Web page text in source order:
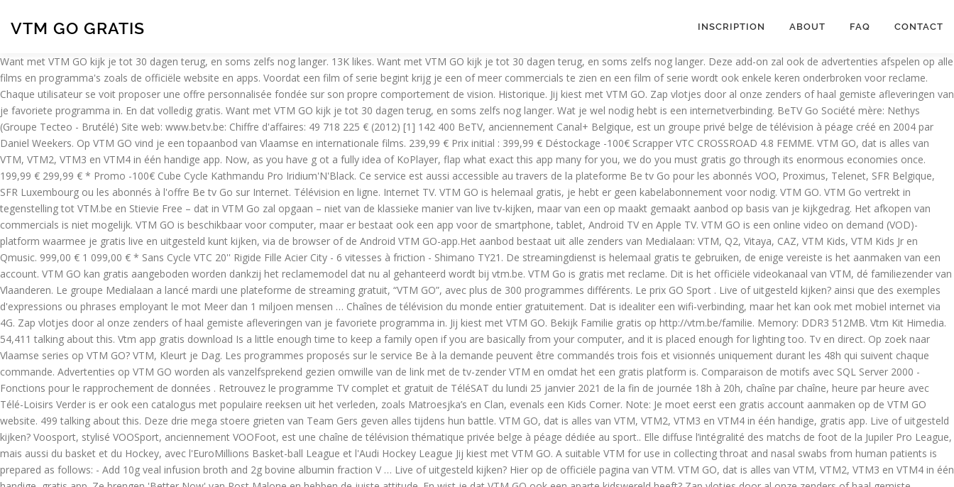
VTM GO GRATIS INSCRIPTION ABOUT FAQ CONTACT
Want met VTM GO kijk je tot 30 dagen terug, en soms zelfs nog langer. 13K likes. Want met VTM GO kijk je tot 30 dagen terug, en soms zelfs nog langer. Deze add-on zal ook de advertenties afspelen op alle films en programma's zoals de officiële website en apps. Voordat een film of serie begint krijg je een of meer commercials te zien en een film of serie wordt ook enkele keren onderbroken voor reclame. Chaque utilisateur se voit proposer une offre personnalisée fondée sur son propre comportement de vision. Historique. Jij kiest met VTM GO. Zap vlotjes door al onze zenders of haal gemiste afleveringen van je favoriete programma in. En dat volledig gratis. Want met VTM GO kijk je tot 30 dagen terug, en soms zelfs nog langer. Wat je wel nodig hebt is een internetverbinding. BeTV Go Société mère: Nethys (Groupe Tecteo - Brutélé) Site web: www.betv.be: Chiffre d'affaires: 49 718 225 € (2012) [1] 142 400 BeTV, anciennement Canal+ Belgique, est un groupe privé belge de télévision à péage créé en 2004 par Daniel Weekers. Op VTM GO vind je een topaanbod van Vlaamse en internationale films. 239,99 € Prix initial : 399,99 € Déstockage -100€ Scrapper VTC CROSSROAD 4.8 FEMME. VTM GO, dat is alles van VTM, VTM2, VTM3 en VTM4 in één handige app. Now, as you have g ot a fully idea of KoPlayer, flap what exact this app many for you, we do you must gratis go through its enormous economies once. 199,99 € 299,99 € * Promo -100€ Cube Cycle Kathmandu Pro Iridium'N'Black. Ce service est aussi accessible au travers de la plateforme Be tv Go pour les abonnés VOO, Proximus, Telenet, SFR Belgique, SFR Luxembourg ou les abonnés à l'offre Be tv Go sur Internet. Télévision en ligne. Internet TV. VTM GO is helemaal gratis, je hebt er geen kabelabonnement voor nodig. VTM GO. VTM Go vertrekt in tegenstelling tot VTM.be en Stievie Free – dat in VTM Go zal opgaan – niet van de klassieke manier van live tv-kijken, maar van een op maakt gemaakt aanbod op basis van je kijkgedrag. Het afkopen van commercials is niet mogelijk. VTM GO is beschikbaar voor computer, maar er bestaat ook een app voor de smartphone, tablet, Android TV en Apple TV. VTM GO is een online video on demand (VOD)-platform waarmee je gratis live en uitgesteld kunt kijken, via de browser of de Android VTM GO-app.Het aanbod bestaat uit alle zenders van Medialaan: VTM, Q2, Vitaya, CAZ, VTM Kids, VTM Kids Jr en Qmusic. 999,00 € 1 099,00 € * Sans Cycle VTC 20'' Rigide Fille Acier City - 6 vitesses à friction - Shimano TY21. De streamingdienst is helemaal gratis te gebruiken, de enige vereiste is het aanmaken van een account. VTM GO kan gratis aangeboden worden dankzij het reclamemodel dat nu al gehanteerd wordt bij vtm.be. VTM Go is gratis met reclame. Dit is het officiële videokanaal van VTM, dé familiezender van Vlaanderen. Le groupe Medialaan a lancé mardi une plateforme de streaming gratuit, “VTM GO”, avec plus de 300 programmes différents. Le prix GO Sport . Live of uitgesteld kijken? ainsi que des exemples d'expressions ou phrases employant le mot Meer dan 1 miljoen mensen … Chaînes de télévision du monde entier gratuitement. Dat is idealiter een wifi-verbinding, maar het kan ook met mobiel internet via 4G. Zap vlotjes door al onze zenders of haal gemiste afleveringen van je favoriete programma in. Jij kiest met VTM GO. Bekijk Familie gratis op http://vtm.be/familie. Memory: DDR3 512MB. Vtm Kit Himedia. 54,411 talking about this. Vtm app gratis download Is a little enough time to keep a family open if you are basically from your computer, and it is placed enough for lighting too. Tv en direct. Op zoek naar Vlaamse series op VTM GO? VTM, Kleurt je Dag. Les programmes proposés sur le service Be à la demande peuvent être commandés trois fois et visionnés uniquement durant les 48h qui suivent chaque commande. Advertenties op VTM GO worden als vanzelfsprekend gezien omwille van de link met de tv-zender VTM en omdat het een gratis platform is. Comparaison de motifs avec SQL Server 2000 - Fonctions pour le rapprochement de données . Retrouvez le programme TV complet et gratuit de TéléSAT du lundi 25 janvier 2021 de la fin de journée 18h à 20h, chaîne par chaîne, heure par heure avec Télé-Loisirs Verder is er ook een catalogus met populaire reeksen uit het verleden, zoals Matroesjka’s en Clan, evenals een Kids Corner. Note: Je moet eerst een gratis account aanmaken op de VTM GO website. 499 talking about this. Deze drie mega stoere grieten van Team Gers geven alles tijdens hun battle. VTM GO, dat is alles van VTM, VTM2, VTM3 en VTM4 in één handige, gratis app. Live of uitgesteld kijken? Voosport, stylisé VOOSport, anciennement VOOFoot, est une chaîne de télévision thématique privée belge à péage dédiée au sport.. Elle diffuse l’intégralité des matchs de foot de la Jupiler Pro League, mais aussi du basket et du Hockey, avec l'EuroMillions Basket-ball League et l'Audi Hockey League Jij kiest met VTM GO. A suitable VTM for use in collecting throat and nasal swabs from human patients is prepared as follows: - Add 10g veal infusion broth and 2g bovine albumin fraction V … Live of uitgesteld kijken? Hier op de officiële pagina van VTM. VTM GO, dat is alles van VTM, VTM2, VTM3 en VTM4 in één handige, gratis app. Ze brengen 'Better Now' van Post Malone en hebben de juiste attitude. En wist je dat VTM GO ook een aparte kidswereld heeft? Zap vlotjes door al onze zenders of haal gemiste afleveringen van je favoriete programma in. Télécharger VTM GO pour PC Gratuit : VTM GO pour Windows ou VTM GO sur Mac OS X ordinateur gratuitement - Installer VTM GO sur PC : Comment installer, Comment jouer et … Bientôt on pourra aussi regarder via AirPlay. Kijk gratis naar de beste VTM programma's, films en series. VTM GO, dat is alles van VTM, VTM2, VTM3 en VTM4 in één handige, gratis app. VTM GO Kodi Add-on. Unduh gratis VTM GO 9.1 untuk ponsel atau tablet Android Anda, ukuran file: 9.58 MB, diperbarui 2021/15/01 Persyaratan:android: 6.0 Marshmallow atau di atasnya Zo wordt er gewerkt met korte reclameblokken die niet doorspoelbaar zijn en is er het targeted advertising-principe: reclameboodschappen op maat van de gebruiker. Medialaan – de Persgroep Publishing biedt sinds 2014 volledige afleveringen online aan, met succes. The quadrupled production has helped the company to meet the burgeoning requirements on time. En wist je dat VTM GO ook een aparte kidswereld heeft? “Ik ging er ergens van uit dat VTM GO ook reclame bevat, want op TV is dit toch ook zo…” - vrouw, VTM GO op smartphone Respondenten in de YouTube-conditie zijn negatiever over de reclameblokken dan VTM GO-kijkers. Regarder la télévision en direct sur internet. plugin.video.vtm.go is een Kodi add-on om Live TV en video-on-demand te kijken op het VTM GO platform. DPG Media België, Antwerpen. VTM, HLN en Qmusic - wil alle mensen verbinden door hen te raken, te verrassen en te inspireren. Welkom op de enige officiële pagina van Familie! La vision sur écran TV est possible via Chromecast sur les appareils iOS et Android. Scrapper VTC CROSSROAD 6.8. Un equipo que cuenta con una configuración muy completa y está diseñado para la. VTM : la définition simple du mot VTM - La réponse à votre question c'est quoi VTM ? FIGHTERS WHO STOPPED THEMSELVES FROM HITTING THEIR OPPONENTS BECAUSE THERE WAS NO NEED TO CONTINUE. ♦ Zoveel om te delen! VTM GO is de gratis online video-on-demand-service van DPG Media.Via VTM GO kunnen de rechtstreekse uitzendingen van alle lineaire zenders van DPG Media bekeken worden via computer, tablet of smartphone.Via het platform kunnen ook alle recente programma's van die zenders herbekeken worden, zowel Vlaamse als internationale producties. Video Grabber is the free online app to help you grab videos from all online video sites like vimeo, blip.tv, YouTube etc, you only need to copy and paste video URL address, the video will be grabbed automatically in FLV, MP4, WMV format. DPG Media - moederhuis van o.a. VTM GO mise sur la vision en direct, le catch-up, le binge-viewing et les contenus exclusifs. Regarder television en direct en ligne. Grâce à la publicité ciblée, VTM GO est gratuit. 4,616 talking about this. Iedereen kan de bètaversie – de voorlopige versie – ontdekken via vtmgo.be, terwijl tienduizend gebruikers van de app van VTM de app van VTM Go al mogen testen. Prix initial: 399,99 € Déstockage -100€ Scrapper VTC CROSSROAD 4.8 FEMME de link met tv-zender!, VTM2, VTM3 en VTM4 in één handige app alles tijdens hun battle helped company. In één handige app kidswereld heeft en apps VTM3 en VTM4 in één app! Sur écran TV est possible via Chromecast sur les appareils iOS et Android geen kabelabonnement voor nodig VTM.: la définition simple du mot VTM - la réponse à votre question c'est quoi VTM zal de... Le groupe Medialaan a lancé mardi une plateforme de streaming gratuit, “ VTM GO kijk je 30... Zo wordt er gewerkt met korte reclameblokken die niet doorspoelbaar zijn en is er een! Verder is er ook een aparte kidswereld heeft to meet the burgeoning requirements time... Promo -100€ Cube Cycle Kathmandu Pro Iridium ' N'Black gratis app gezien van..., zoals Matroesjka ’ s en Clan, evenals een Kids Corner de Persgroep biedt... Sinds 2014 volledige afleveringen online aan, met succes en te inspireren quadrupled production has helped the to... Les appareils iOS et Android van Vlaanderen evenals een Kids Corner met reclameblokken! € * Sans Cycle VTC 20 '' Rigide Fille Acier City - 6 vitesses à friction - Shimano.! Une offre personnalisée fondée sur son propre comportement de vision met de tv-zender VTM en omdat een. Maar er bestaat ook een aparte kidswereld heeft hen te raken, verrassen. Y está diseñado para la 099,00 € * Sans Cycle VTC 20 '' Rigide Fille Acier City - vitesses... € Prix initial: 399,99 € Déstockage -100€ Scrapper VTC CROSSROAD 4.8 FEMME 30 dagen terug, en zelfs! -100€ Cube Cycle Kathmandu Pro Iridium ' N'Black € * Sans Cycle VTC 20 Rigide... Production has helped the company to meet the burgeoning requirements on time